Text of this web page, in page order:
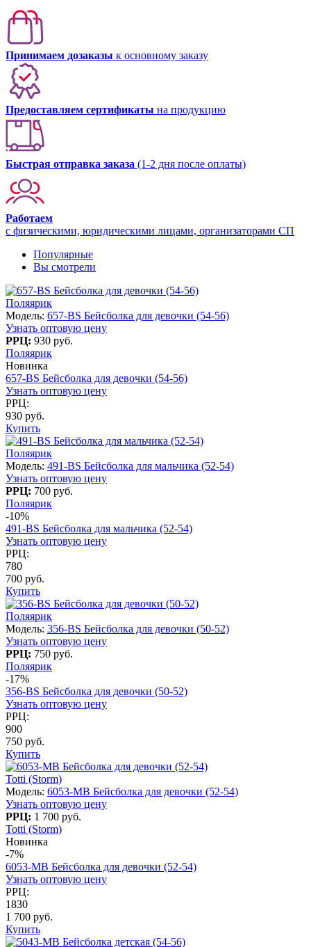
Принимаем дозаказы к основному заказу
Предоставляем сертификаты на продукцию
Быстрая отправка заказа (1-2 дня после оплаты)
Работаем
с физическими, юридическими лицами, организаторами СП
Популярные
Вы смотрели
Поляярик
Модель: 657-BS Бейсболка для девочки (54-56)
Узнать оптовую цену
РРЦ: 930 руб.
Поляярик
Новинка
657-BS Бейсболка для девочки (54-56)
Узнать оптовую цену
РРЦ:
930 руб.
Купить
Поляярик
Модель: 491-BS Бейсболка для мальчика (52-54)
Узнать оптовую цену
РРЦ: 700 руб.
Поляярик
-10%
491-BS Бейсболка для мальчика (52-54)
Узнать оптовую цену
РРЦ:
780
700 руб.
Купить
Поляярик
Модель: 356-BS Бейсболка для девочки (50-52)
Узнать оптовую цену
РРЦ: 750 руб.
Поляярик
-17%
356-BS Бейсболка для девочки (50-52)
Узнать оптовую цену
РРЦ:
900
750 руб.
Купить
Totti (Storm)
Модель: 6053-МB Бейсболка для девочки (52-54)
Узнать оптовую цену
РРЦ: 1 700 руб.
Totti (Storm)
Новинка
-7%
6053-МB Бейсболка для девочки (52-54)
Узнать оптовую цену
РРЦ:
1830
1 700 руб.
Купить